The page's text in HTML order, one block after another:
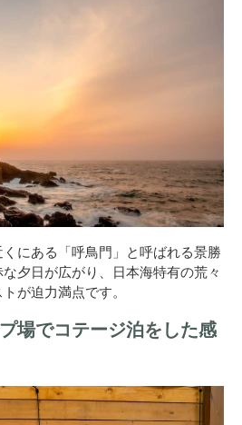
にある「呼鳥門」と呼ばれる景勝
夕日が広がり、日本海特有の荒々
が迫力満点です。
場でコテージ泊をした感